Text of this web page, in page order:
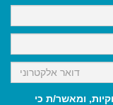
k
ומאשר/ת כי